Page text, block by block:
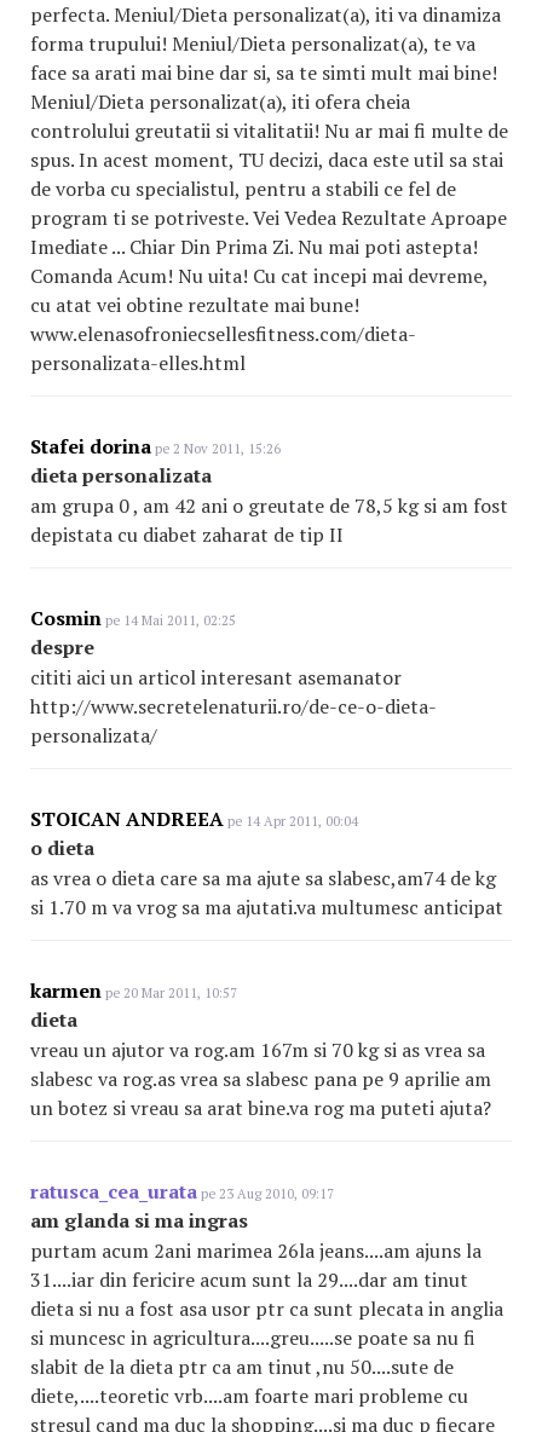
perfecta. Meniul/Dieta personalizat(a), iti va dinamiza
forma trupului! Meniul/Dieta personalizat(a), te va
face sa arati mai bine dar si, sa te simti mult mai bine!
Meniul/Dieta personalizat(a), iti ofera cheia
controlului greutatii si vitalitatii! Nu ar mai fi multe de
spus. In acest moment, TU decizi, daca este util sa stai
de vorba cu specialistul, pentru a stabili ce fel de
program ti se potriveste. Vei Vedea Rezultate Aproape
Imediate ... Chiar Din Prima Zi. Nu mai poti astepta!
Comanda Acum! Nu uita! Cu cat incepi mai devreme,
cu atat vei obtine rezultate mai bune!
www.elenasofroniecsellesfitness.com/dieta-
personalizata-elles.html
Stafei dorina pe 2 Nov 2011, 15:26
dieta personalizata
am grupa 0 , am 42 ani o greutate de 78,5 kg si am fost
depistata cu diabet zaharat de tip II
Cosmin pe 14 Mai 2011, 02:25
despre
cititi aici un articol interesant asemanator
http://www.secretelenaturii.ro/de-ce-o-dieta-
personalizata/
STOICAN ANDREEA pe 14 Apr 2011, 00:04
o dieta
as vrea o dieta care sa ma ajute sa slabesc,am74 de kg
si 1.70 m va vrog sa ma ajutati.va multumesc anticipat
karmen pe 20 Mar 2011, 10:57
dieta
vreau un ajutor va rog.am 167m si 70 kg si as vrea sa
slabesc va rog.as vrea sa slabesc pana pe 9 aprilie am
un botez si vreau sa arat bine.va rog ma puteti ajuta?
ratusca_cea_urata pe 23 Aug 2010, 09:17
am glanda si ma ingras
purtam acum 2ani marimea 26la jeans....am ajuns la
31....iar din fericire acum sunt la 29....dar am tinut
dieta si nu a fost asa usor ptr ca sunt plecata in anglia
si muncesc in agricultura....greu.....se poate sa nu fi
slabit de la dieta ptr ca am tinut ,nu 50....sute de
diete,....teoretic vrb....am foarte mari probleme cu
stresul cand ma duc la shopping....si ma duc p fiecare